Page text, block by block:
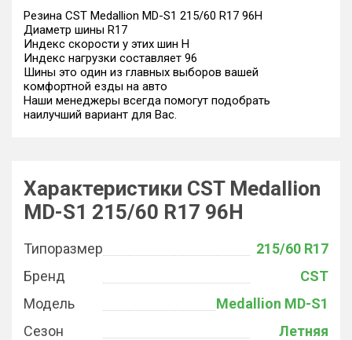
Резина CST Medallion MD-S1 215/60 R17 96H
Диаметр шины R17
Индекс скорости у этих шин H
Индекс нагрузки составляет 96
Шины это один из главных выборов вашей
комфортной езды на авто
Наши менеджеры всегда помогут подобрать
наилучший вариант для Вас.
Характеристики CST Medallion
MD-S1 215/60 R17 96H
Типоразмер
215/60 R17
Бренд
CST
Модель
Medallion MD-S1
Сезон
Летняя